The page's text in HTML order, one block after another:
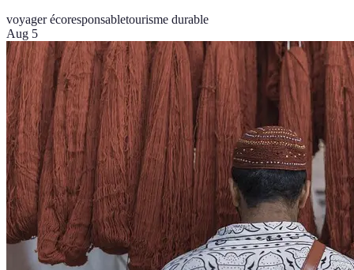
voyager écoresponsabletourisme durable
Aug 5